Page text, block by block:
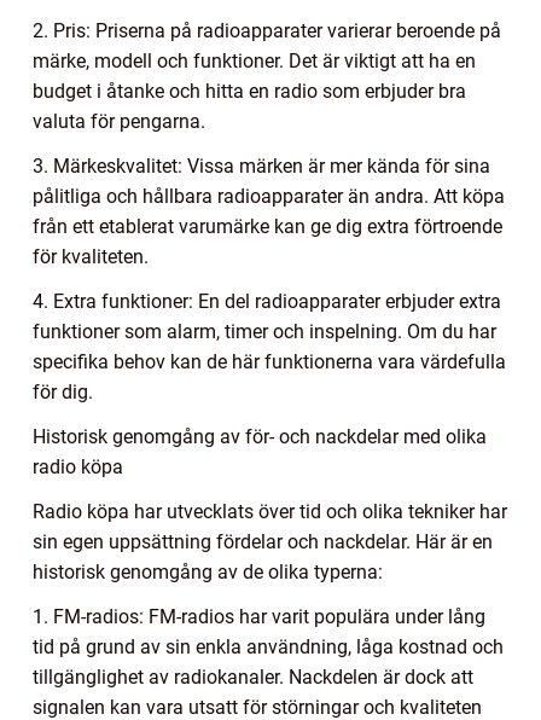
2. Pris: Priserna på radioapparater varierar beroende på
märke, modell och funktioner. Det är viktigt att ha en
budget i åtanke och hitta en radio som erbjuder bra
valuta för pengarna.
3. Märkeskvalitet: Vissa märken är mer kända för sina
pålitliga och hållbara radioapparater än andra. Att köpa
från ett etablerat varumärke kan ge dig extra förtroende
för kvaliteten.
4. Extra funktioner: En del radioapparater erbjuder extra
funktioner som alarm, timer och inspelning. Om du har
specifika behov kan de här funktionerna vara värdefulla
för dig.
Historisk genomgång av för- och nackdelar med olika
radio köpa
Radio köpa har utvecklats över tid och olika tekniker har
sin egen uppsättning fördelar och nackdelar. Här är en
historisk genomgång av de olika typerna:
1. FM-radios: FM-radios har varit populära under lång
tid på grund av sin enkla användning, låga kostnad och
tillgänglighet av radiokanaler. Nackdelen är dock att
signalen kan vara utsatt för störningar och kvaliteten